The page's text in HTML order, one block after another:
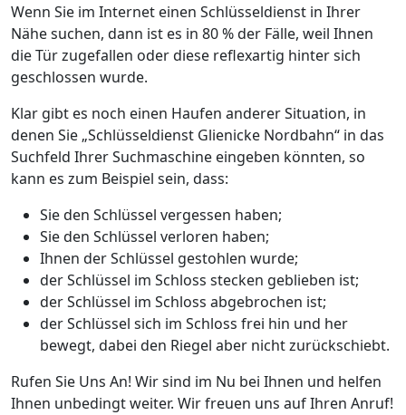
Wenn Sie im Internet einen Schlüsseldienst in Ihrer
Nähe suchen, dann ist es in 80 % der Fälle, weil Ihnen
die Tür zugefallen oder diese reflexartig hinter sich
geschlossen wurde.
Klar gibt es noch einen Haufen anderer Situation, in
denen Sie „Schlüsseldienst Glienicke Nordbahn“ in das
Suchfeld Ihrer Suchmaschine eingeben könnten, so
kann es zum Beispiel sein, dass:
Sie den Schlüssel vergessen haben;
Sie den Schlüssel verloren haben;
Ihnen der Schlüssel gestohlen wurde;
der Schlüssel im Schloss stecken geblieben ist;
der Schlüssel im Schloss abgebrochen ist;
der Schlüssel sich im Schloss frei hin und her
bewegt, dabei den Riegel aber nicht zurückschiebt.
Rufen Sie Uns An! Wir sind im Nu bei Ihnen und helfen
Ihnen unbedingt weiter. Wir freuen uns auf Ihren Anruf!